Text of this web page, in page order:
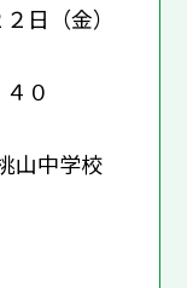
日（金）
４０
山中学校